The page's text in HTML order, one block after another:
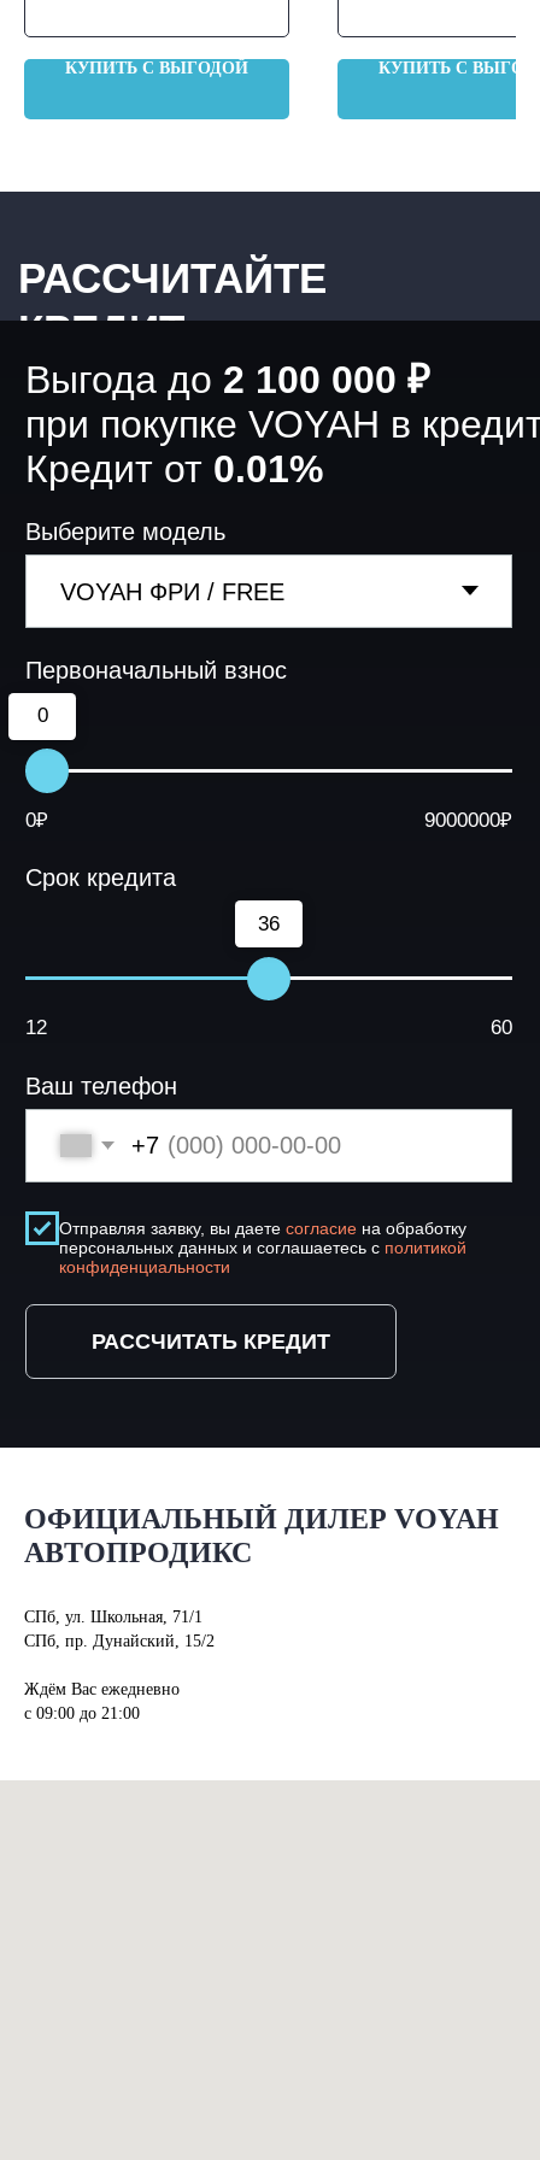
КУПИТЬ С ВЫГОДОЙ КУПИТЬ С
ОФИЦИАЛЬНЫЙ ДИЛЕР VOYAH
АВТОПРОДИКС
СПб, ул. Школьная, 71/1
СПб, пр. Дунайский, 15/2
Ждём Вас ежедневно
с 09:00 до 21:00